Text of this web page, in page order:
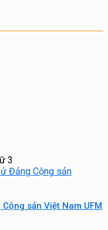
3
sản Việt Nam UFM